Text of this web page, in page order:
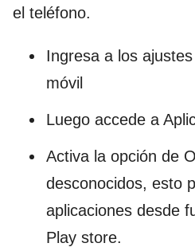
el teléfono.
Ingresa a los
móvil
Luego accede a
Activa la opción de
desconocidos, esto
aplicaciones desde
Play store.